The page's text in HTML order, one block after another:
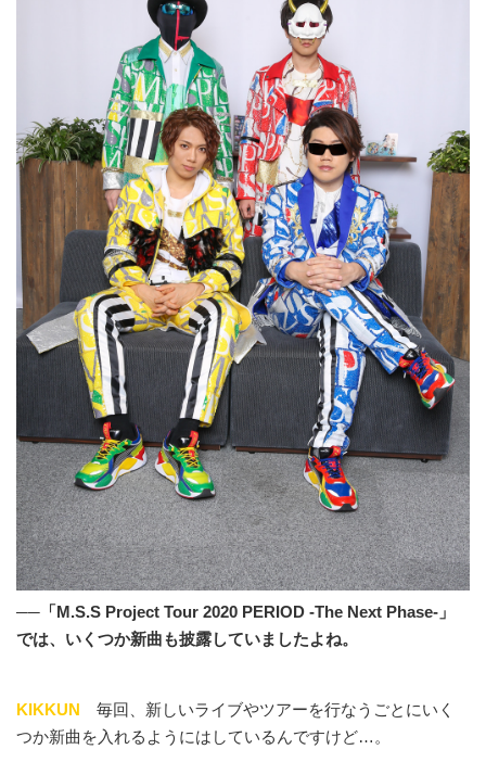
──「M.S.S Project Tour 2020 PERIOD -The Next Phase-」
では、いくつか新曲も披露していましたよね。
KIKKUN
毎回、新しいライブやツアーを行なうごとにいく
つか新曲を入れるようにはしているんですけど…。